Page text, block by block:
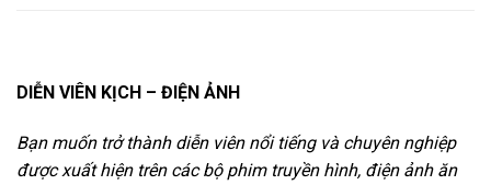
DIỄN VIÊN KỊCH – ĐIỆN ẢNH
Bạn muốn trở thành diễn viên nổi tiếng và chuyên nghiệp
được xuất hiện trên các bộ phim truyền hình, điện ảnh ăn